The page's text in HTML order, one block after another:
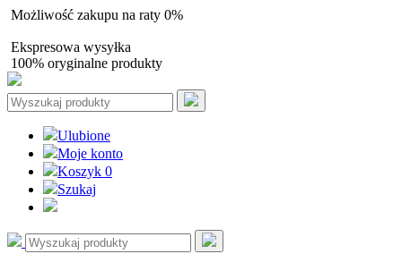
Możliwość zakupu na raty 0%
Ekspresowa wysyłka
100% oryginalne produkty
Ulubione
Moje konto
Koszyk 0
Szukaj